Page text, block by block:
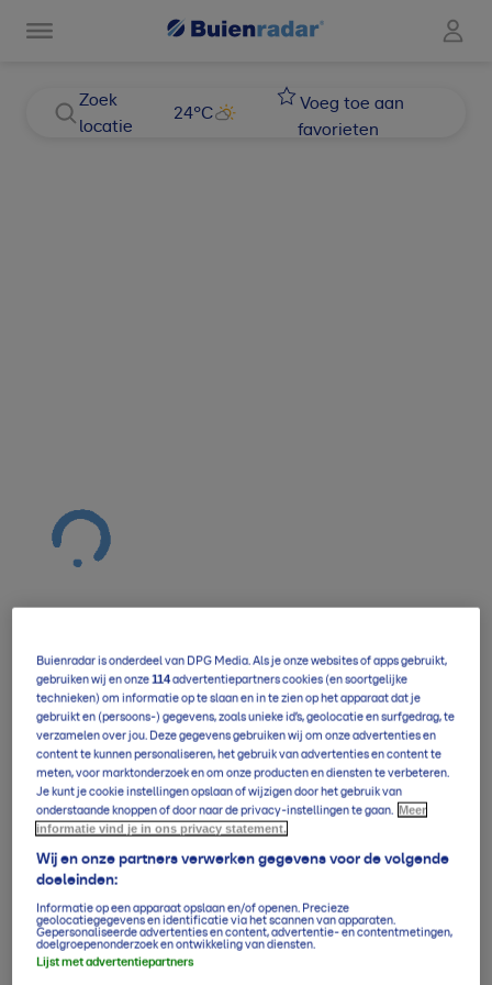
Zoek
locatie
24°C
Voeg toe aan
favorieten
Verwachting overzicht
5-daagse per uur
14-daagse verwachting
Klimaatgemiddelden
Buienradar is onderdeel van DPG Media. Als je onze websites of apps gebruikt,
gebruiken wij en onze114advertentiepartners cookies (en soortgelijke
technieken) om informatie op te slaan en in te zien op het apparaat dat je
gebruikt en (persoons-) gegevens, zoals unieke id’s, geolocatie en surfgedrag, te
verzamelen over jou. Deze gegevens gebruiken wij om onze advertenties en
content te kunnen personaliseren, het gebruik van advertenties en content te
meten, voor marktonderzoek en om onze producten en diensten te verbeteren.
Je kunt je cookie instellingen opslaan of wijzigen door het gebruik van
onderstaande knoppen of door naar de privacy-instellingen te gaan. Meer
informatie vind je in ons privacy statement.
Wij en onze partners verwerken gegevens voor de volgende
doeleinden:
Informatie op een apparaat opslaan en/of openen. Precieze
geolocatiegegevens en identificatie via het scannen van apparaten.
Gepersonaliseerde advertenties en content, advertentie- en contentmetingen,
doelgroepenonderzoek en ontwikkeling van diensten.
Lijst met advertentiepartners